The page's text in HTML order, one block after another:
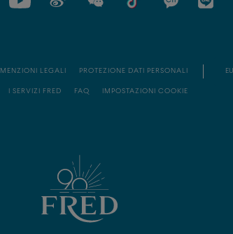
MENZIONI LEGALI PROTEZIONE DATI PERSONALI
I SERVIZI FRED FAQ IMPOSTAZIONI COOKIE